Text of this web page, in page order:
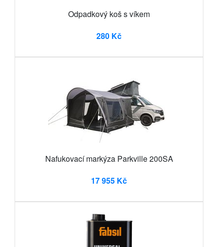
Odpadkový koš s víkem
280 Kč
Nafukovací markýza Parkville 200SA
17 955 Kč